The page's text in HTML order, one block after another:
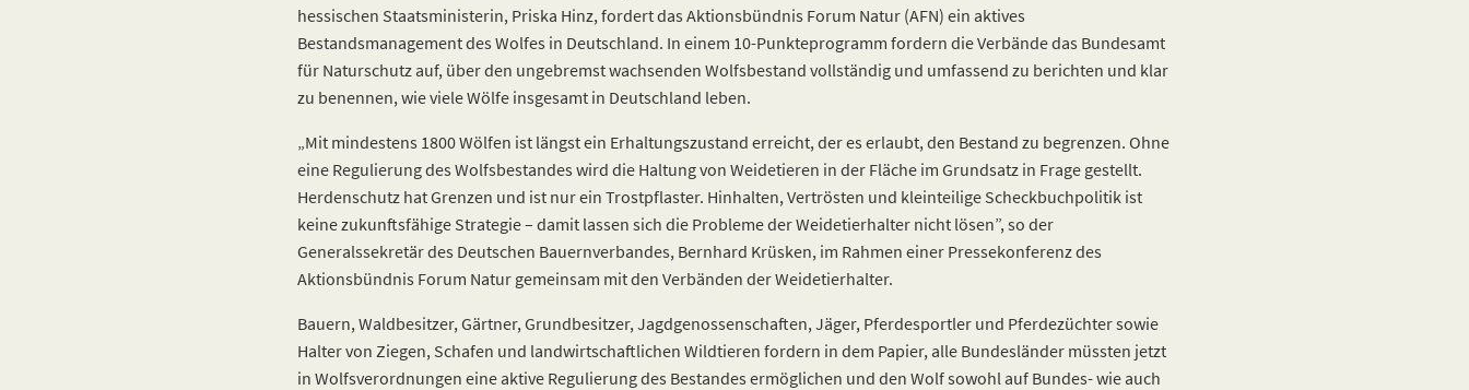
hessischen Staatsministerin, Priska Hinz, fordert das Aktionsbündnis Forum Natur (AFN) ein aktives
Bestandsmanagement des Wolfes in Deutschland. In einem 10-Punkteprogramm fordern die Verbände das Bundesamt
für Naturschutz auf, über den ungebremst wachsenden Wolfsbestand vollständig und umfassend zu berichten und klar
zu benennen, wie viele Wölfe insgesamt in Deutschland leben.
„Mit mindestens 1800 Wölfen ist längst ein Erhaltungszustand erreicht, der es erlaubt, den Bestand zu begrenzen. Ohne
eine Regulierung des Wolfsbestandes wird die Haltung von Weidetieren in der Fläche im Grundsatz in Frage gestellt.
Herdenschutz hat Grenzen und ist nur ein Trostpflaster. Hinhalten, Vertrösten und kleinteilige Scheckbuchpolitik ist
keine zukunftsfähige Strategie – damit lassen sich die Probleme der Weidetierhalter nicht lösen”, so der
Generalssekretär des Deutschen Bauernverbandes, Bernhard Krüsken, im Rahmen einer Pressekonferenz des
Aktionsbündnis Forum Natur gemeinsam mit den Verbänden der Weidetierhalter.
Bauern, Waldbesitzer, Gärtner, Grundbesitzer, Jagdgenossenschaften, Jäger, Pferdesportler und Pferdezüchter sowie
Halter von Ziegen, Schafen und landwirtschaftlichen Wildtieren fordern in dem Papier, alle Bundesländer müssten jetzt
in Wolfsverordnungen eine aktive Regulierung des Bestandes ermöglichen und den Wolf sowohl auf Bundes- wie auch